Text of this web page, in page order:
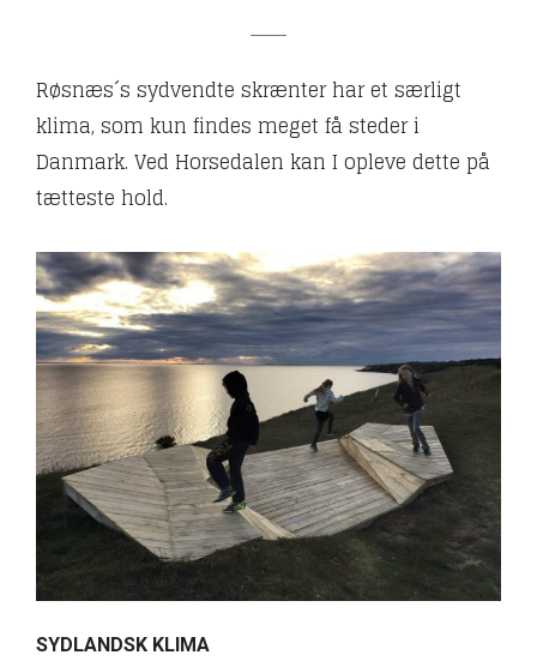
Røsnæs´s sydvendte skrænter har et særligt
klima, som kun findes meget få steder i
Danmark. Ved Horsedalen kan I opleve dette på
tætteste hold.
SYDLANDSK KLIMA